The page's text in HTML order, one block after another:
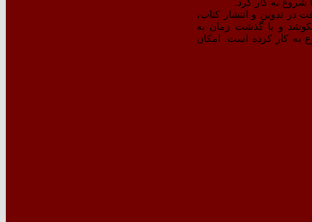
در تدوین و انتشار کتاب،‌
و با گذشت زمان به
کتبِ منتشره شروع به کار کرده است. امکان